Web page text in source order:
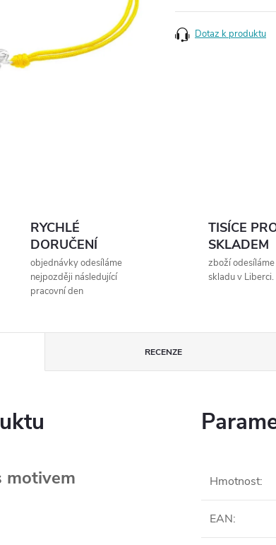
Dotaz k produktu
RYCHLÉ
DORUČENÍ
objednávky odesíláme
nejpozději následující
pracovní den
TISÍCE
SKLADEM
zboží
skladu v Liberci.
RECENZE
motivem
Hmotnost:
EAN: